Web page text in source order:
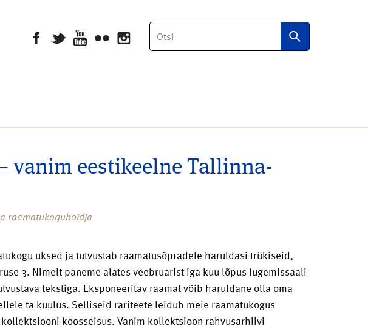
Otsi
vanim eestikeelne Tallinna-
raamatukoguhoidja
uksed ja tutvustab raamatusõpradele haruldasi trükiseid,
3. Nimelt paneme alates veebruarist iga kuu lõpus lugemissaali
tekstiga. Eksponeeritav raamat võib haruldane olla oma
ta kuulus. Selliseid rariteete leidub meie raamatukogus
koosseisus. Vanim kollektsioon rahvusarhiivi